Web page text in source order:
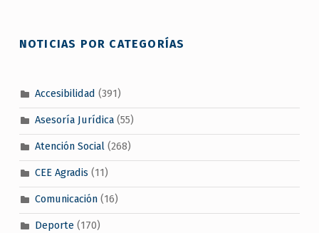
NOTICIAS POR CATEGORÍAS
Accesibilidad (391)
Asesoría Jurídica(55)
Atención Social(268)
CEE Agradis (11)
Comunicación(16)
Deporte(170)